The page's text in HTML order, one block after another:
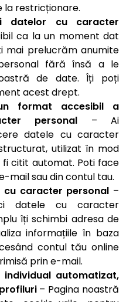
la restricționare.
datelor cu caracter
ca la un moment dat
mai prelucrăm anumite
fără însă a le
de date. Îți poți
acest drept.
format accesibil a
personal –Ai
datele cu caracter
utilizat în mod
citit automat. Poti face
mail sau din contul tau.
caracter personal –
datele cu caracter
îți schimbi adresa de
informațiile în baza
contul tău online
prin e-mail.
individual automatizat,
– Pagina noastră